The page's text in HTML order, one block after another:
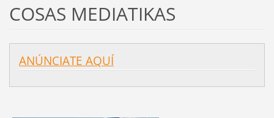
COSAS MEDIATIKAS
ANÚNCIATE AQUÍ